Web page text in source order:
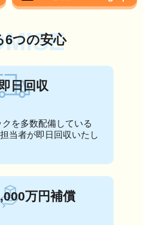
6つの安心
日回収
を多数配備している
当者が即日回収いたし
万円補償